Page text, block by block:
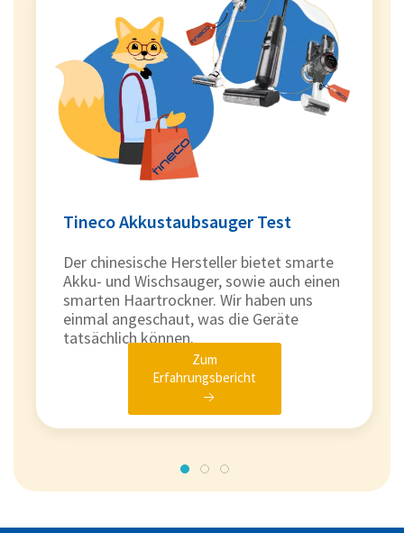
Tineco Akkustaubsauger Test
Der chinesische Hersteller bietet smarte
Akku- und Wischsauger, sowie auch einen
smarten Haartrockner. Wir haben uns
einmal angeschaut, was die Geräte
tatsächlich können.
Zum
Erfahrungsbericht